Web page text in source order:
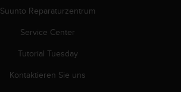
Suunto Reparaturzentrum
Service Center
Tutorial Tuesday
Kontaktieren Sie uns